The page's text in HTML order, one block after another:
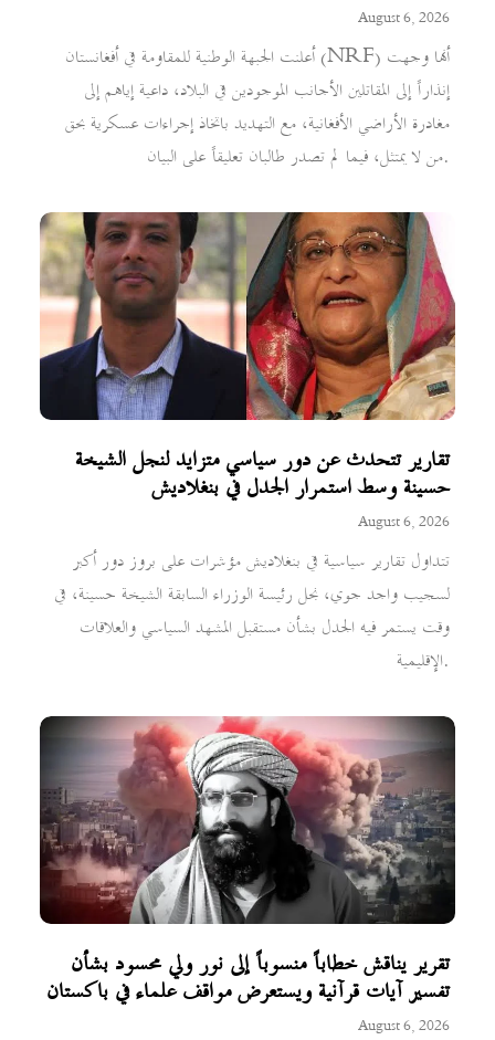
August 6, 2026
أعلنت الجبهة الوطنية للمقاومة في أفغانستان (NRF) أنها وجهت
إنذاراً إلى المقاتلين الأجانب الموجودين في البلاد، داعية إياهم إلى
مغادرة الأراضي الأفغانية، مع التهديد باتخاذ إجراءات عسكرية بحق
من لا يمتثل، فيما لم تصدر طالبان تعليقاً على البيان.
تقارير تتحدث عن دور سياسي متزايد لنجل الشيخة
حسينة وسط استمرار الجدل في بنغلاديش
August 6, 2026
تتداول تقارير سياسية في بنغلاديش مؤشرات على بروز دور أكبر
لسجيب واجد جوي، نجل رئيسة الوزراء السابقة الشيخة حسينة، في
وقت يستمر فيه الجدل بشأن مستقبل المشهد السياسي والعلاقات
الإقليمية.
تقرير يناقش خطاباً منسوباً إلى نور ولي محسود بشأن
تفسير آيات قرآنية ويستعرض مواقف علماء في باكستان
August 6, 2026